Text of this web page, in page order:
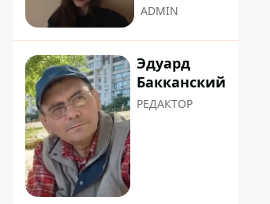
ADMIN
Эдуард
Бакканский
РЕДАКТОР